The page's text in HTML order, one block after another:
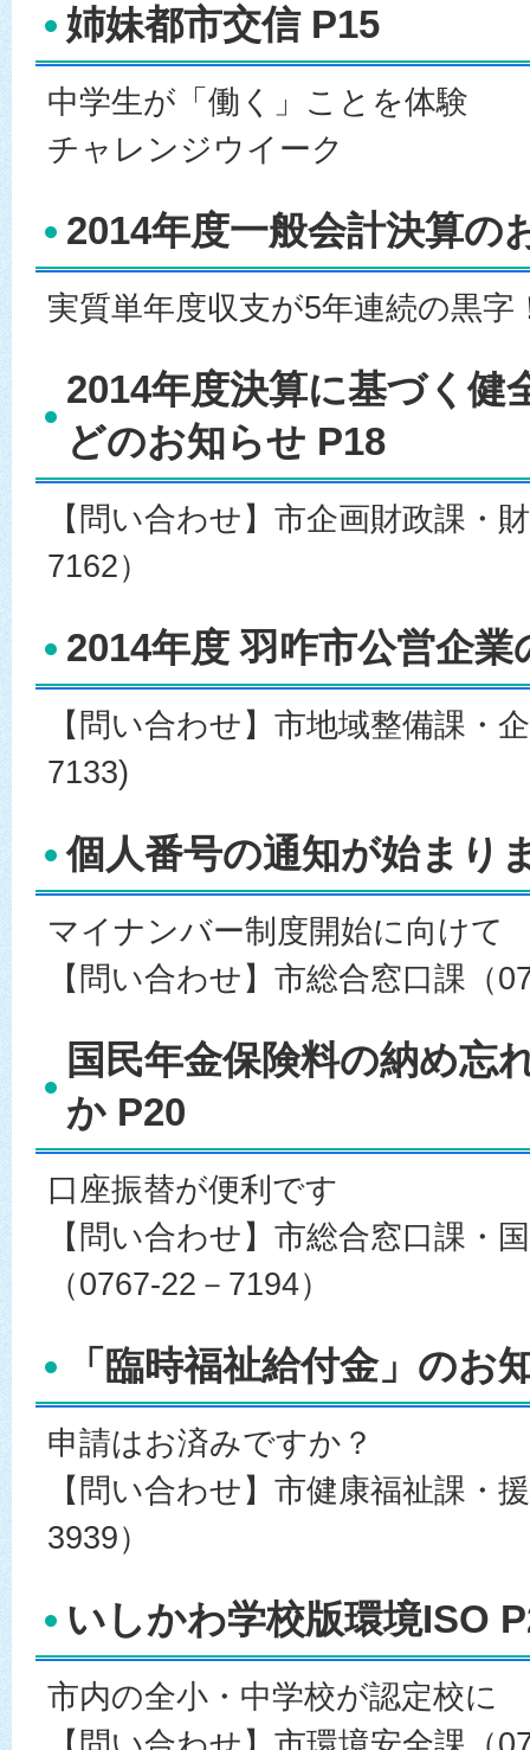
姉妹都市交信 P15
中学生が「働く」ことを体験
チャレンジウイーク
2014年度一般会計決算の
実質単年度収支が5年連続の黒字
2014年度決算に基づく健
どのお知らせ P18
【問い合わせ】市企画財政課・
7162）
2014年度 羽咋市公営企業
【問い合わせ】市地域整備課・
7133)
個人番号の通知が始まり
マイナンバー制度開始に向けて
【問い合わせ】市総合窓口課（
国民年金保険料の納め忘
か P20
口座振替が便利です
【問い合わせ】市総合窓口課・
（0767-22－7194）
「臨時福祉給付金」のお
申請はお済みですか？
【問い合わせ】市健康福祉課・
3939）
いしかわ学校版環境ISO
市内の全小・中学校が認定校に